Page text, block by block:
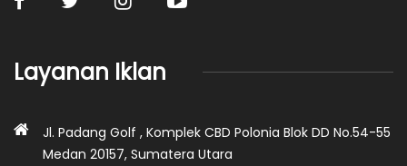
Layanan Iklan
Jl. Padang Golf , Komplek CBD Polonia Blok DD No.54-55
Medan 20157, Sumatera Utara